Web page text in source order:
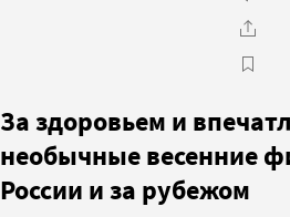
За здоровьем и
необычные весенние
России и за рубежом